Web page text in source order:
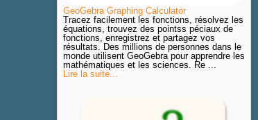
GeoGebra Graphing Calculator
Tracez facilement les fonctions, résolvez les
équations, trouvez des pointss péciaux de
fonctions, enregistrez et partagez vos
résultats. Des millions de personnes dans le
monde utilisent GeoGebra pour apprendre les
mathématiques et les sciences. Re ...
Lire la suite...